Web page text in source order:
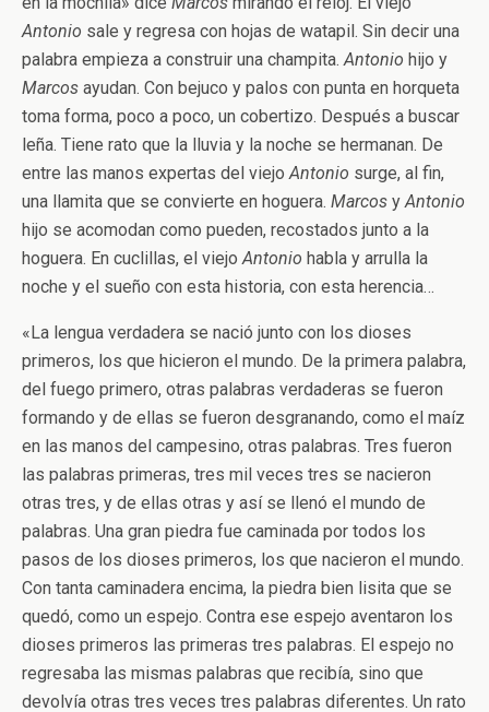
Antonio sale y regresa con hojas de watapil. Sin decir una
palabra empieza a construir una champita.Antonio hijo y
Marcos ayudan. Con bejuco y palos con punta en horqueta
toma forma, poco a poco, un cobertizo. Después a buscar
leña. Tiene rato que la lluvia y la noche se hermanan. De
entre las manos expertas del viejoAntonio surge, al fin,
una llamita que se convierte en hoguera. Marcos yAntonio
hijo se acomodan como pueden, recostados junto a la
hoguera. En cuclillas, el viejoAntonio habla y arrulla la
noche y el sueño con esta historia, con esta herencia…
«La lengua verdadera se nació junto con los dioses
primeros, los que hicieron el mundo. De la primera palabra,
del fuego primero, otras palabras verdaderas se fueron
formando y de ellas se fueron desgranando, como el maíz
en las manos del campesino, otras palabras. Tres fueron
las palabras primeras, tres mil veces tres se nacieron
otras tres, y de ellas otras y así se llenó el mundo de
palabras. Una gran piedra fue caminada por todos los
pasos de los dioses primeros, los que nacieron el mundo.
Con tanta caminadera encima, la piedra bien lisita que se
quedó, como un espejo. Contra ese espejo aventaron los
dioses primeros las primeras tres palabras. El espejo no
regresaba las mismas palabras que recibía, sino que
devolvía otras tres veces tres palabras diferentes. Un rato